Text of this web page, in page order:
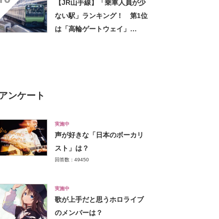
【JR山手線】「乗車人員が少
ない駅」ランキング！ 第1位
は「高輪ゲートウェイ」
アンケート
実施中
声が好きな「日本のボーカリ
スト」は？
回答数：49450
実施中
歌が上手だと思うホロライブ
のメンバーは？